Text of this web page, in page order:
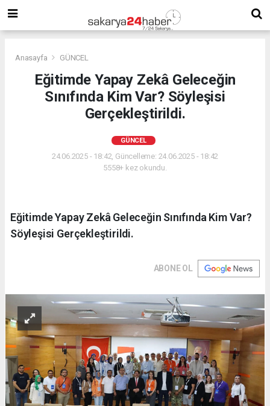
Anasayfa GÜNCEL
Eğitimde Yapay Zekâ Geleceğin
Sınıfında Kim Var? Söyleşisi
Gerçekleştirildi.
GÜNCEL
24.06.2025 - 18:42, Güncelleme: 24.06.2025 - 18:42
5558+ kez okundu.
Eğitimde Yapay Zekâ Geleceğin Sınıfında Kim Var?
Söyleşisi Gerçekleştirildi.
ABONE OL